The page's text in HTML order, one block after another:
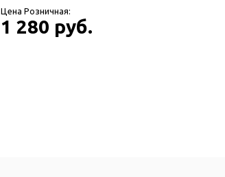
Цена Розничная:
1 280 руб.